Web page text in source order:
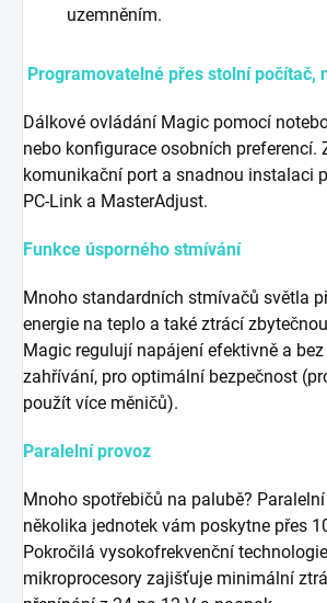
uzemněním.
Programovatelné přes stolní počítač,
Dálkové ovládání Magic pomocí
nebo konfigurace osobních preferencí.
komunikační port a snadnou instalaci
PC-Link a MasterAdjust.
Funkce úsporného stmívání
Mnoho standardních stmívačů světla
energie na teplo a také ztrácí
Magic regulují napájení efektivně a
zahřívání, pro optimální bezpečnost
použít více měničů).
Paralelní provoz
Mnoho spotřebičů na palubě?
několika jednotek vám poskytne přes
Pokročilá vysokofrekvenční
mikroprocesory zajišťuje minimální